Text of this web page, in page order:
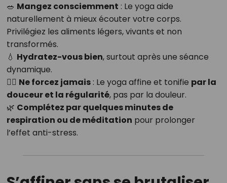
🥗 Mangez consciemment : Le yoga aide
naturellement à mieux écouter votre corps.
Privilégiez les aliments légers, vivants et non
transformés.
💧 Hydratez-vous bien, surtout après une séance
dynamique.
🧘‍♂️ Ne forcez jamais: Le yoga affine et tonifie par la
douceur et la régularité, pas par la douleur.
🌿 Complétez par quelques minutes de
respiration ou de méditation pour prolonger
l’effet anti-stress.